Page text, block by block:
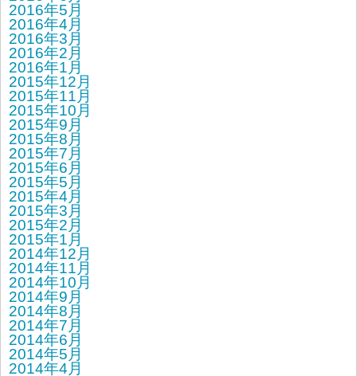
2016年5月
2016年4月
2016年3月
2016年2月
2016年1月
2015年12月
2015年11月
2015年10月
2015年9月
2015年8月
2015年7月
2015年6月
2015年5月
2015年4月
2015年3月
2015年2月
2015年1月
2014年12月
2014年11月
2014年10月
2014年9月
2014年8月
2014年7月
2014年6月
2014年5月
2014年4月